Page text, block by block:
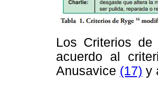
Los Criterios
acuerdo al
Anusavice (17) y